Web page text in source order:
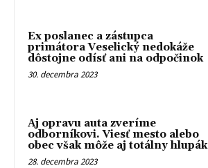
Ex poslanec a zástupca
primátora Veselický nedokáže
dôstojne odísť ani na odpočinok
30. decembra 2023
Aj opravu auta zveríme
odborníkovi. Viesť mesto alebo
obec však môže aj totálny hlupák
28. decembra 2023